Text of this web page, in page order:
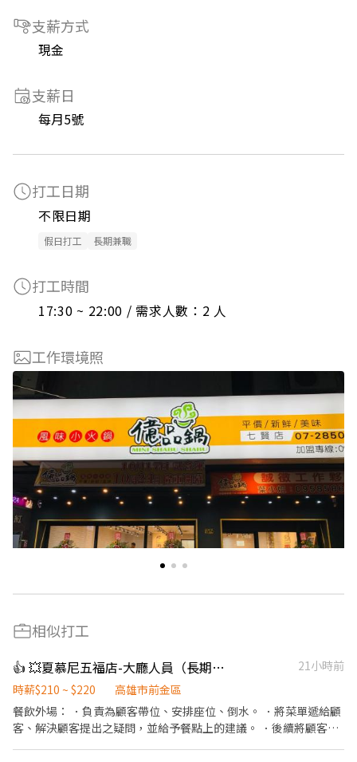
支薪方式
現金
支薪日
每月5號
打工日期
不限日期
假日打工 長期兼職
打工時間
17:30 ~ 22:00 / 需求人數：2 人
工作環境照
相似打工
👍 💥夏慕尼五福店-大廳人員（長期）/廚藝人員（長期）
21小時前
時薪$210 ~ $220
高雄市前金區
餐飲外場： ．負責為顧客帶位、安排座位、倒水。 ．將菜單遞給顧
客、解決顧客提出之疑問，並給予餐點上的建議。 ．後續將顧客點